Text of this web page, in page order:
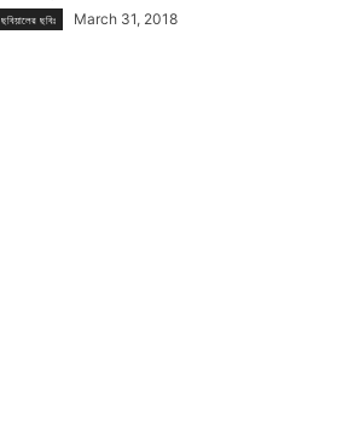
ছবিয়ালের ছবিঃ March 31, 2018